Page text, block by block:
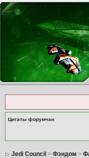
Цитаты форумчан
Jedi Council > Фэндом >